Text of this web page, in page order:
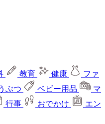
教育 健康
ファ
ぶつ ベビー用品
マ
行事 おでかけ
エン